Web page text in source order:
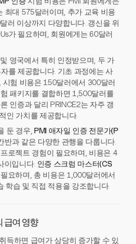
최대 575달러이며, 추가 교육 비용
러 이상까지 다양합니다. 갱신을 위
가 필요하며, 회원에게는 60달러
영국에서 특히 인정받으며, 두 가
를 제공합니다. 기초 과정에는 사
시험 비용은 150달러에서 300달러
패키지를 결합하면 1,500달러를
인증과 달리 PRINCE2는 자주 갱
인 가치를 제공합니다.
둔 경우, PMI 애자일 인증 전문가(P
반과 같은 다양한 관행을 다룹니다.
로젝트 경험이 필요하며, 비용은 4
이입니다. 인증 스크럼 마스터(CS
요하며, 총 비용은 1,000달러에서
학습 및 직접 적용을 강조합니다.
급여 영향
득하면 급여가 상당히 증가할 수 있